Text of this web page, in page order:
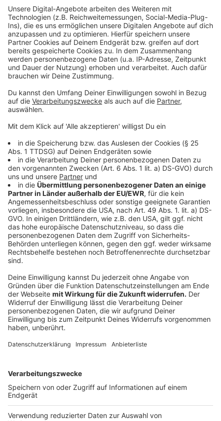
Zusätzlich dazu fordert die Ärztekammer auch ein
Werbeverbot für Lebensmittel mit hohem Zucker-,
Fett- und Salzgehalt, wenn sich die Werbung direkt an
Kinder richtet.
Weitere Infos und Links zum Thema:
Ärztekammer Nordrhein fordert Maßnahmenmix gegen
Adipositas
Krankenstand in Düsseldorf auf hohem Niveau
Kritik an Lösung zu Erleichterungen für chronisch
Kranke
Anzeige
Folge uns für mehr News & Updates:
Anzeige
Instagram|Facebook|WhatsApp-Kanal